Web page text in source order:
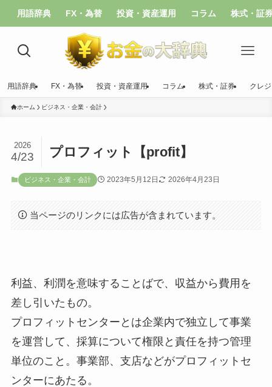
用語辞典 FX・為替 投資・資産運用 コラム 株式・証
用語辞典 FX・為替 投資・資産運用 コラム 株式・証券 クレ
ホーム ビジネス・企業・会計
プロフィット【profit】
2026
4/23
ビジネス・企業・会計 2023年5月12日 2026年4月23日
当ページのリンクには広告が含まれています。
利益、利潤を意味することばで、収益から費用を
差し引いたもの。
プロフィットセンターとは企業内で独立して事業
を運営して、採算について権限と責任を持つ管理
単位のこと。事業部、支店などがプロフィットセ
ンターにあたる。